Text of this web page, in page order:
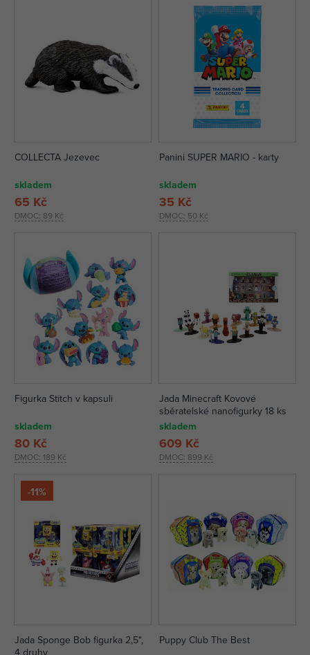
COLLECTA Jezevec
skladem
DMOC: 89 Kč
65 Kč
Panini SUPER MARIO - karty
skladem
DMOC: 50 Kč
35 Kč
Figurka Stitch v kapsuli
skladem
DMOC: 189 Kč
80 Kč
Jada Minecraft Kovové
sběratelské nanofigurky 18 ks
skladem
DMOC: 899 Kč
609 Kč
-11%
Jada Sponge Bob figurka 2,5",
4 druhy
Puppy Club The Best